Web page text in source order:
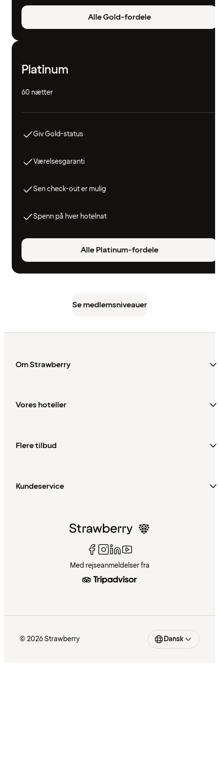
Alle Gold-fordele
Platinum
60 nætter
Giv Gold-status
Værelsesgaranti
Sen check-out er mulig
Spenn på hver hotelnat
Alle Platinum-fordele
Se medlemsniveauer
Om Strawberry
Vores hoteller
Flere tilbud
Kundeservice
Med rejseanmeldelser fra
© 2026 Strawberry Dansk